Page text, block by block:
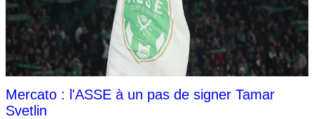
Mercato : l'ASSE à un pas de signer Tamar
Svetlin